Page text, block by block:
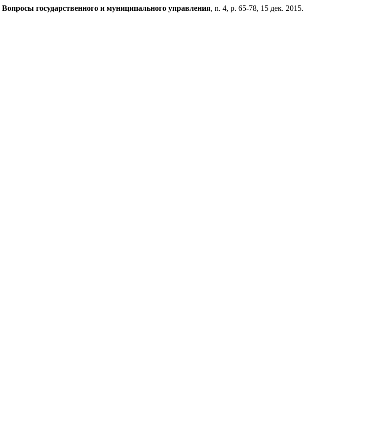
Вопросы государственного и муниципального управления, n. 4, p. 65-78, 15 дек. 2015.